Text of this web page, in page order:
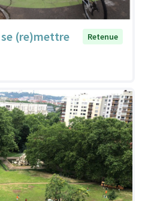
(re)mettre
Retenue